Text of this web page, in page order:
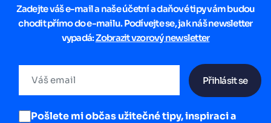
Zadejte váš e-mail a naše účetní a daňové tipy vám budou
chodit přímo do e-mailu. Podívejte se, jak náš newsletter
vypadá:Zobrazit vzorový newsletter
Přihlásit se
Pošlete mi občas užitečné tipy, inspiraci a